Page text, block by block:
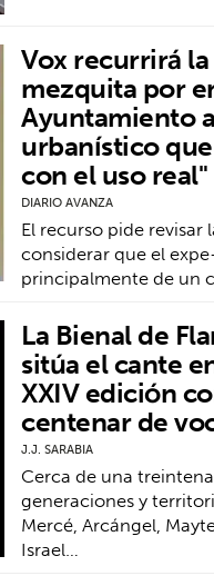
Vox recurrirá
mezquita por
Ayuntamiento
urbanístico
con el uso real"
DIARIO AVANZA
El recurso pide
considerar que el
principalmente de un
La Bienal de
sitúa el cante
XXIV edición
centenar de
J.J. SARABIA
Cerca de una
generaciones y
Mercé, Arcángel,
Israel…